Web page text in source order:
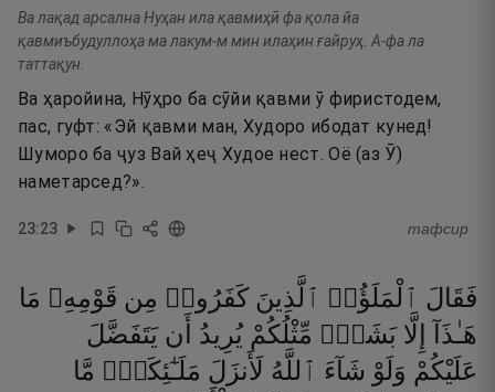
Ва лақад арсална Нуҳан ила қавмиҳӣ фа қола йа
қавмиъбудуллоҳа ма лакум-м мин илаҳин ғайруҳ. А-фа ла
таттақун.
Ва ҳаройина, Нӯҳро ба сӯйи қавми ӯ фиристодем,
пас, гуфт: «Эй қавми ман, Худоро ибодат кунед!
Шуморо ба ҷуз Вай ҳеҷ Худое нест. Оё (аз Ӯ)
наметарсед?».
23:23 тафсир
فَقَالَ ٱلْمَلَؤُا۟ ٱلَّذِينَ كَفَرُوا۟ مِن قَوْمِهِۦ مَا
هَـٰذَآ
إِلَّا بَشَرٌۭ مِّثْلُكُمْ يُرِيدُ أَن يَتَفَضَّلَ
عَلَيْكُمْ وَلَوْ شَآءَ ٱللَّهُ لَأَنزَلَ مَلَـٰٓئِكَةًۭ مَّا